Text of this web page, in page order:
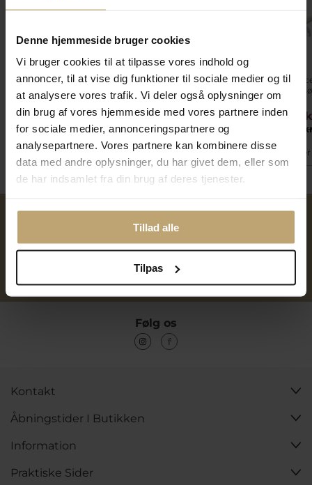
Denne hjemmeside bruger cookies
Vi bruger cookies til at tilpasse vores indhold og
annoncer, til at vise dig funktioner til sociale medier og til
at analysere vores trafik. Vi deler også oplysninger om
din brug af vores hjemmeside med vores partnere inden
for sociale medier, annonceringspartnere og
analysepartnere. Vores partnere kan kombinere disse
data med andre oplysninger, du har givet dem, eller som
de har indsamlet fra din brug af deres tjenester.
Tillad alle
Tilpas
Aqua Dulce Love Me
Heart Big øreringe
forgyldt sølv
649,00 kr
519,20 kr
På lager
Aqua Dulce Shiny Drop
Earthread øreringe
forgyldt sølv
499,00 kr
399,20 kr
På fjernlager
Aqua
øreringe
299,00
239,20
På lager
Reparation af smykker og
ure
Følg os
Kontakt
Åbningstider I Butikken
Information
Praktiske Sider